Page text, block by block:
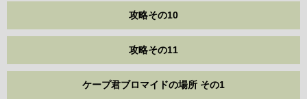
攻略その10
攻略その11
ケープ君ブロマイドの場所 その1